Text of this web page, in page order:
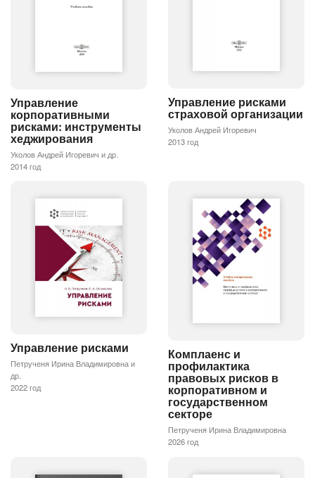
Управление
корпоративными
рисками: инструменты
хеджирования
Уколов Андрей Игоревич и др.
2014 год
Управление рисками
страховой организации
Уколов Андрей Игоревич
2013 год
Управление рисками
Петрученя Ирина Владимировна и
др.
2022 год
Комплаенс и
профилактика
правовых рисков в
корпоративном и
государственном
секторе
Петрученя Ирина Владимировна
2026 год